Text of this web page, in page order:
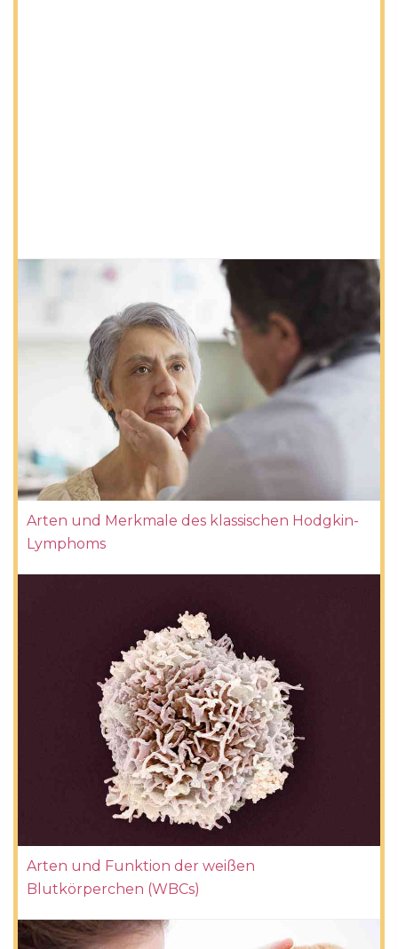
Arten und Merkmale des klassischen Hodgkin-
Lymphoms
Arten und Funktion der weißen
Blutkörperchen (WBCs)